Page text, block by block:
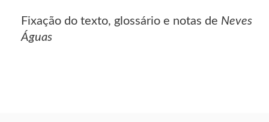
Fixação do texto, glossário e notas de Neves
Águas